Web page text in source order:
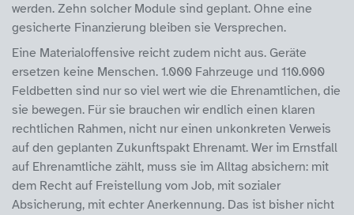
werden. Zehn solcher Module sind geplant. Ohne eine
gesicherte Finanzierung bleiben sie Versprechen.
Eine Materialoffensive reicht zudem nicht aus. Geräte
ersetzen keine Menschen. 1.000 Fahrzeuge und 110.000
Feldbetten sind nur so viel wert wie die Ehrenamtlichen, die
sie bewegen. Für sie brauchen wir endlich einen klaren
rechtlichen Rahmen, nicht nur einen unkonkreten Verweis
auf den geplanten Zukunftspakt Ehrenamt. Wer im Ernstfall
auf Ehrenamtliche zählt, muss sie im Alltag absichern: mit
dem Recht auf Freistellung vom Job, mit sozialer
Absicherung, mit echter Anerkennung. Das ist bisher nicht